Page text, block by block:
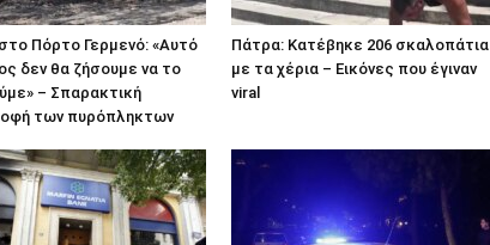
Πόρτο Γερμενό: «Αυτό
δεν θα ζήσουμε να το
– Σπαρακτική
των πυρόπληκτων
Πάτρα: Κατέβηκε 206 σκαλοπάτια
με τα χέρια – Εικόνες που έγιναν
viral